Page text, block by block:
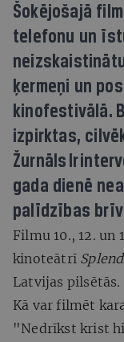
Šokējošajā
telefonu un
ķermeņi un
kinofestivālā.
izpirktas,
Žurnāls Ir
gada dienē
palīdzības
Filmu 10., 12.
kinoteātrī
Latvijas pilsētās.
Kā var filmēt
"Nedrīkst krist